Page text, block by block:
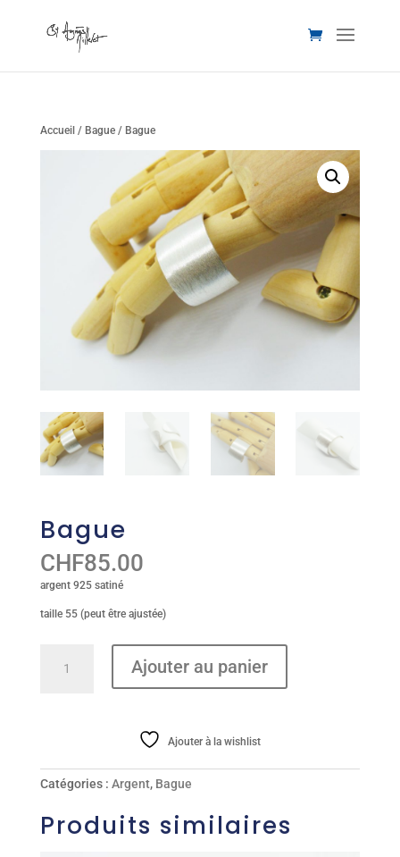
Accueil / Bague/ Bague
Bague
CHF85.00
argent 925 satiné
taille 55 (peut être ajustée)
Ajouter au panier
Ajouter à la wishlist
Catégories : Argent, Bague
Produits similaires